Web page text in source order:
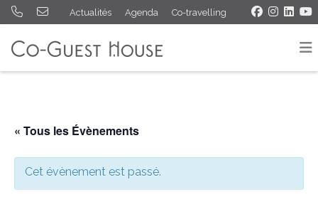
Actualités Agenda Co-travelling
« Tous les Évènements
Cet évènement est passé.